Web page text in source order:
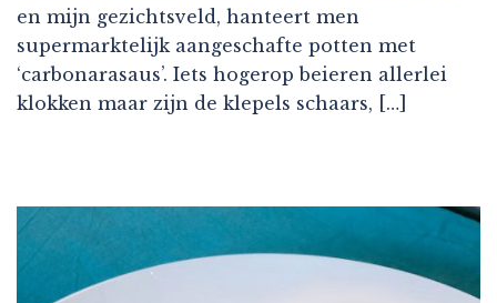
en mijn gezichtsveld, hanteert men
supermarktelijk aangeschafte potten met
‘carbonarasaus’. Iets hogerop beieren allerlei
klokken maar zijn de klepels schaars, […]